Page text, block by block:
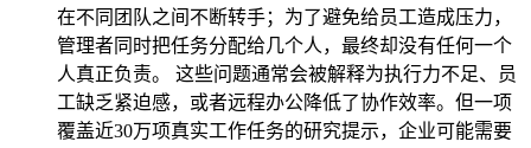
在不同团队之间不断转手；为了避免给员工造成压力，
管理者同时把任务分配给几个人，最终却没有任何一个
人真正负责。 这些问题通常会被解释为执行力不足、员
工缺乏紧迫感，或者远程办公降低了协作效率。但一项
覆盖近30万项真实工作任务的研究提示，企业可能需要